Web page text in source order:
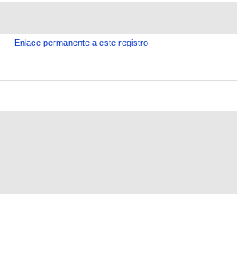
Enlace permanente a este registro